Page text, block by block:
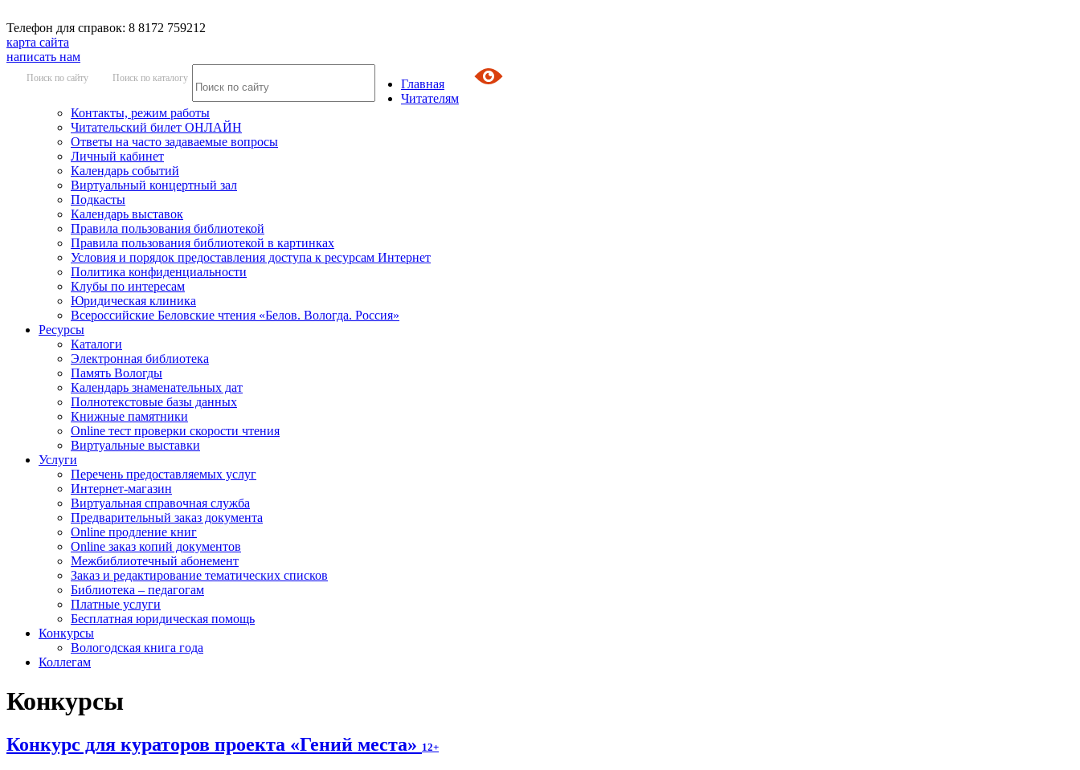
Телефон для справок: 8 8172 759212
карта сайта
написать нам
Поиск по сайту Поиск по каталогу
Главная
Читателям
Контакты, режим работы
Читательский билет ОНЛАЙН
Ответы на часто задаваемые вопросы
Личный кабинет
Календарь событий
Виртуальный концертный зал
Подкасты
Календарь выставок
Правила пользования библиотекой
Правила пользования библиотекой в картинках
Условия и порядок предоставления доступа к ресурсам Интернет
Политика конфиденциальности
Клубы по интересам
Юридическая клиника
Всероссийские Беловские чтения «Белов. Вологда. Россия»
Ресурсы
Каталоги
Электронная библиотека
Память Вологды
Календарь знаменательных дат
Полнотекстовые базы данных
Книжные памятники
Online тест проверки скорости чтения
Виртуальные выставки
Услуги
Перечень предоставляемых услуг
Интернет-магазин
Виртуальная справочная служба
Предварительный заказ документа
Online продление книг
Online заказ копий документов
Межбиблиотечный абонемент
Заказ и редактирование тематических списков
Библиотека – педагогам
Платные услуги
Бесплатная юридическая помощь
Конкурсы
Вологодская книга года
Коллегам
Конкурсы
Конкурс для кураторов проекта «Гений места» 12+